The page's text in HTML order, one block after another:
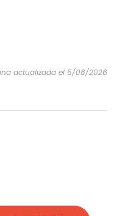
actualizada el 5/08/2026